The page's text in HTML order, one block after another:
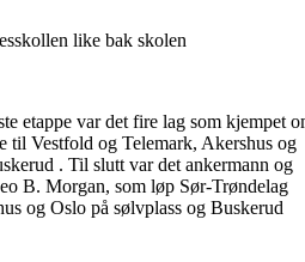
like bak skolen
etappe var det fire lag som kjempet
til Vestfold og Telemark, Akershus og
. Til slutt var det ankermann og
B. Morgan, som løp Sør-Trøndelag
og Oslo på sølvplass og Buskerud